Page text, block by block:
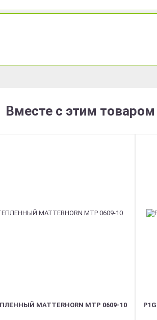
Вместе с этим
MATTERHORN MTP 0609-10